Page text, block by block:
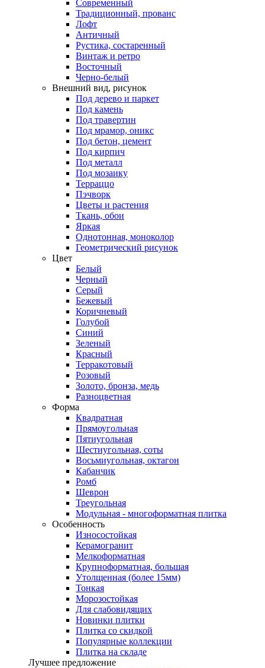
Современный
Традиционный, прованс
Лофт
Античный
Рустика, состаренный
Винтаж и ретро
Восточный
Черно-белый
Внешний вид, рисунок
Под дерево и паркет
Под камень
Под травертин
Под мрамор, оникс
Под бетон, цемент
Под кирпич
Под металл
Под мозаику
Терраццо
Пэчворк
Цветы и растения
Ткань, обои
Яркая
Однотонная, моноколор
Геометрический рисунок
Цвет
Белый
Черный
Серый
Бежевый
Коричневый
Голубой
Синий
Зеленый
Красный
Терракотовый
Розовый
Золото, бронза, медь
Разноцветная
Форма
Квадратная
Прямоугольная
Пятиугольная
Шестиугольная, соты
Восьмиугольная, октагон
Кабанчик
Ромб
Шеврон
Треугольная
Модульная - многоформатная плитка
Особенность
Износостойкая
Керамогранит
Мелкоформатная
Крупноформатная, большая
Утолщенная (более 15мм)
Тонкая
Морозостойкая
Для слабовидящих
Новинки плитки
Плитка со скидкой
Популярные коллекции
Плитка на складе
Лучшее предложение